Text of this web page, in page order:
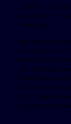
zasadami. Co
gry w kulki? Albo
mahjonga?
Kapi Medical
w szpitalu od
jesteś na
gra, która jest
wieloosobowa, w
i… Wybierz się
Gry On the
dzisiejszym